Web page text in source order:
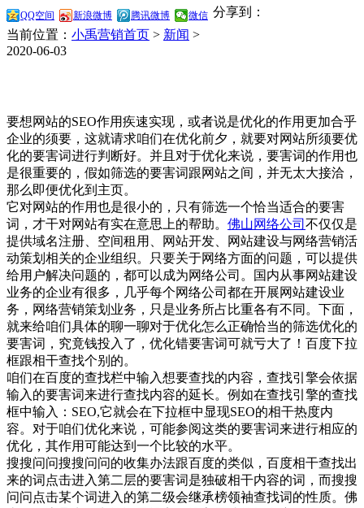
分享到：
QQ空间 新浪微博 腾讯微博 微信
当前位置： 小禹营销首页 > 新闻 >
2020-06-03
要想网站的SEO作用疾速实现，或者说是优化的作用更加合乎
企业的须要，这就请求咱们在优化前夕，就要对网站所须要优
化的要害词进行判断好。并且对于优化来说，要害词的作用也
是很重要的，假如筛选的要害词跟网站之间，并无太大接洽，
那么即便优化到主页。
它对网站的作用也是很小的，只有筛选一个恰当适合的要害
词，才干对网站有实在意思上的帮助。 佛山网络公司 不仅仅是
提供域名注册、空间租用、网站开发、网站建设与网络营销活
动策划相关的企业组织。只要关于网络方面的问题，可以提供
给用户解决问题的，都可以成为网络公司。国内从事网站建设
业务的企业有很多，几乎每个网络公司都在开展网站建设业
务，网络营销策划业务，只是业务所占比重各有不同。下面，
就来给咱们具体的聊一聊对于优化怎么正确恰当的筛选优化的
要害词，究竟钱投入了，优化错要害词可就亏大了！百度下拉
框跟相干查找个别的。
咱们在百度的查找栏中输入想要查找的内容，查找引擎会依据
输入的要害词来进行查找内容的延长。例如在查找引擎的查找
框中输入：SEO,它就会在下拉框中显现SEO的相干热度内
容。对于咱们优化来说，可能参阅这类的要害词来进行相应的
优化，其作用可能达到一个比较的水平。
搜搜问问搜搜问问的收集办法跟百度的类似，百度相干查找出
来的词点击进入第二层的要害词是独破相干内容的词，而搜搜
问问点击某个词进入的第二级会继承榜领袖查找词的性质。佛